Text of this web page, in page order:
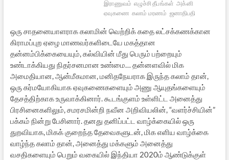
இராணுவம் எழுச்சி தீபங்கள் அக்னி
ஏவுகணை கலாம் மரணம் ஜனாதிபதி
ஒரு சாதனையாளராக கலாமின் வெற்றிக் கதை லட்சக்கணக்கான
கிராமப்புற ஏழை மாணவர்களிடையே மகத்தான
தன்னம்பிக்கையையும், கல்வியின் மீது பெரும் பற்றையும்
உண்டாக்கியது நிதர்சனமான உண்மை… தன்னளவில் மிக
அமைதியான, ஆன்மீகமான, மனிதநேயராக இருந்த கலாம் தான்,
ஒரு கர்மயோகியாக ஏவுகணைகளையும் அணு ஆயுதங்களையும்
தேசத்திற்காக உருவாக்கினார். கூடங்குளம் உள்ளிட்ட அனைத்து
பிரசினைகளிலும், சமரசமின்றி நவீன அறிவியலின், “வளர்ச்சியின்”
பக்கம் நின்று பேசினார். தனது தனிப்பட்ட வாழ்க்கையில் ஒரு
துறவியாக, மிகக் குறைந்த தேவைகளுடன், மிக எளிய வாழ்க்கை
வாழ்ந்த கலாம் தான், அனைத்து மக்களும் அனைத்து
வசதிகளையும் பெறும் வகையில் இந்தியா 2020ம் ஆண்டுக்குள்